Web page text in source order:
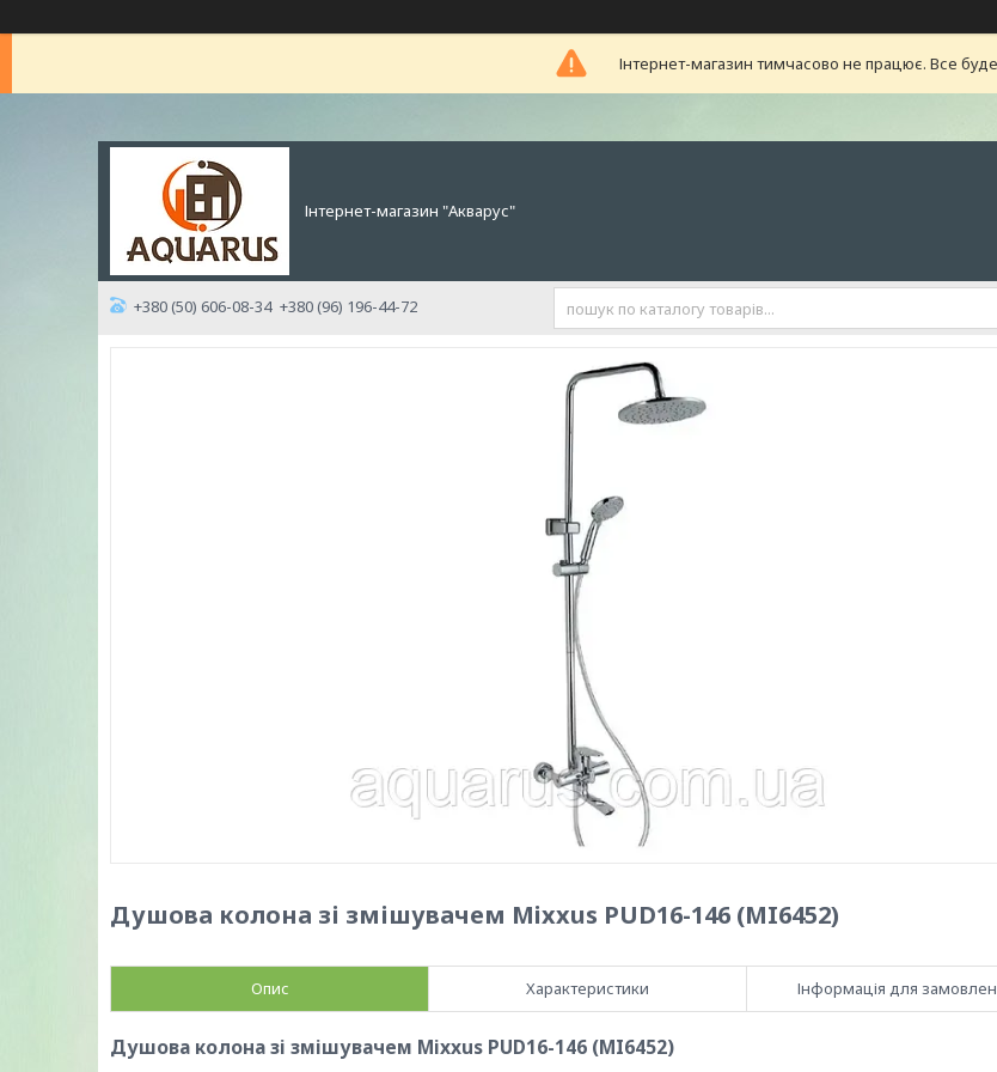
Інтернет-магазин тимчасово не працює. Все
Інтернет-магазин "Акварус"
+380 (50) 606-08-34 +380 (96) 196-44-72
Душова колона зі змішувачем Mixxus PUD16-146 (MI6452)
Опис Характеристики Інформація для
Душова колона зі змішувачем Mixxus PUD16-146 (MI6452)